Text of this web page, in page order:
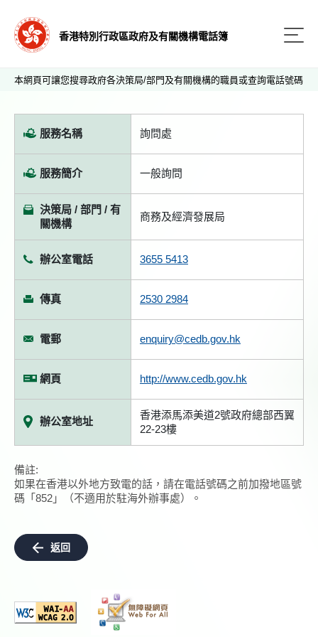
香港特別行政區政府及有關機構電話簿
本網頁可讓您搜尋政府各決策局/部門及有關機構的職員或查詢電話號碼
服務名稱 詢問處
服務簡介 一般詢問
決策局 / 部門 / 有
關機構
商務及經濟發展局
辦公室電話 3655 5413
傳真 2530 2984
電郵 enquiry@cedb.gov.hk
網頁 http://www.cedb.gov.hk
辦公室地址
香港添馬添美道2號政府總部西翼
22-23樓
備註:
如果在香港以外地方致電的話，請在電話號碼之前加撥地區號
碼「852」（不適用於駐海外辦事處）。
返回